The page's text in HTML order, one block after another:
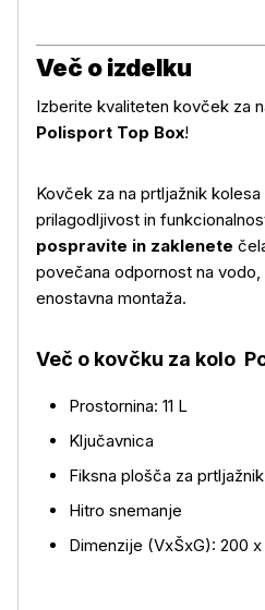
Več o izdelku
Izberite kvaliteten kovček za
Polisport Top Box!
Kovček za na prtljažnik kolesa
prilagodljivost in
pospravite in zaklenete
povečana odpornost na vodo,
enostavna montaža.
Več o kovčku za kolo
Prostornina: 11 L
Ključavnica
Fiksna plošča za prtljažnik
Hitro snemanje
Dimenzije (VxŠxG): 200